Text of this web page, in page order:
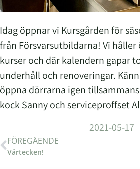
Idag öppnar vi Kursgården för
från Försvarsutbildarna! Vi
kurser och där kalendern gapar
underhåll och renoveringar.
öppna dörrarna igen
kock Sanny och serviceproffset
2021-05-17
FÖREGÅENDE
Vårtecken!